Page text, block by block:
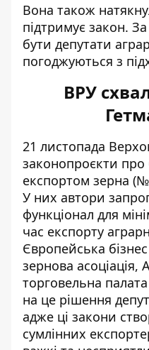
Вона також
підтримує закон.
бути депутати
погоджуються з
ВРУ
21 листопада
законопроєкти про
експортом зерна (№
У них автори
функціонал для
час експорту
Європейська
зернова асоціація,
торговельна палата
на це рішення
адже ці закони
сумлінних